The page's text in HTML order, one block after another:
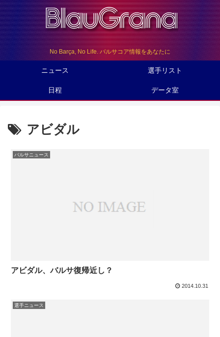
No Barça, No Life. バルサコア情報をあなたに
ニュース 選手リスト
日程 データ室
アビダル
バルサニュース
アビダル、バルサ復帰近し？
2014.10.31
選手ニュース